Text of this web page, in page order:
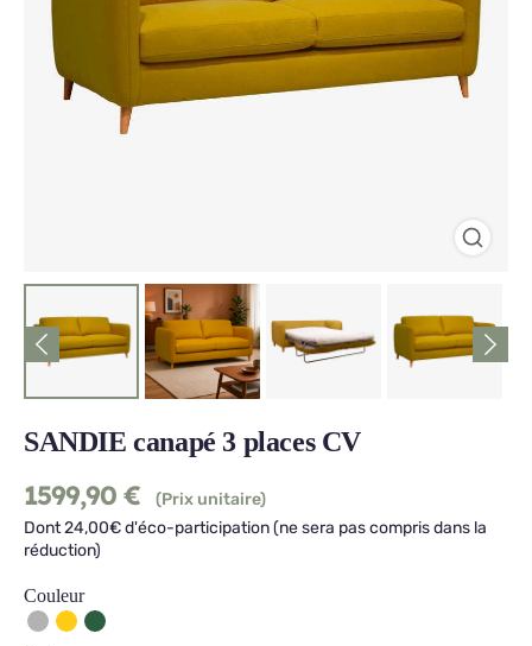
SANDIE canapé 3 places CV
1599,90 €
(Prix unitaire)
Dont 24,00€ d'éco-participation (ne sera pas compris dans la
réduction)
Couleur